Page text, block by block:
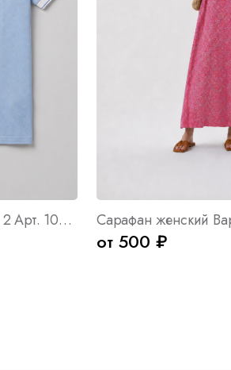
Футболка мужская Лакост 2 Арт. 10740
от 500 ₽